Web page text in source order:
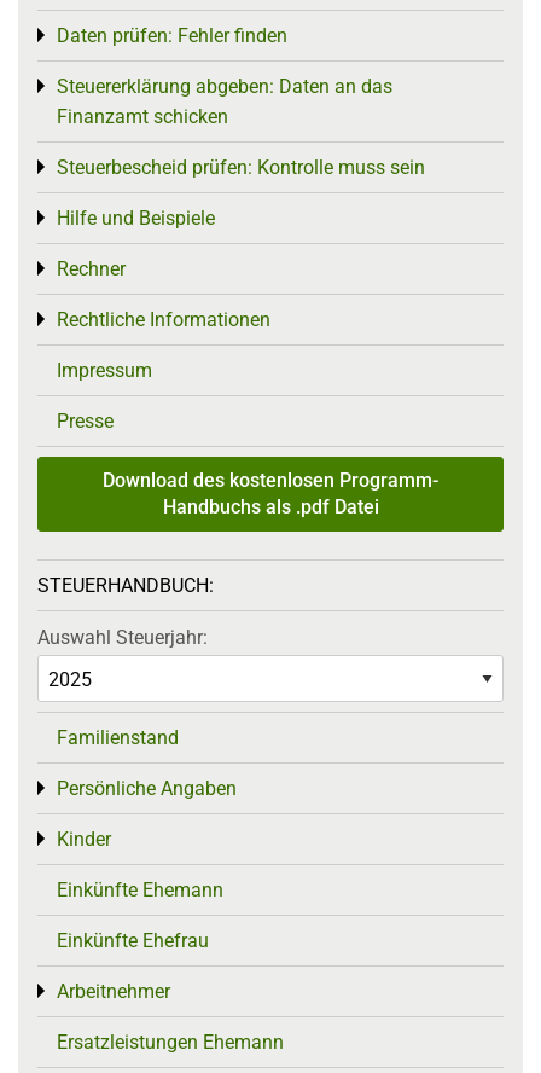
Daten prüfen: Fehler finden
Toggle menu
Steuererklärung abgeben: Daten an das
Finanzamt schicken
Toggle menu
Steuerbescheid prüfen: Kontrolle muss sein
Toggle menu
Hilfe und Beispiele
Toggle menu
Rechner
Toggle menu
Rechtliche Informationen
Toggle menu
Impressum
Presse
Download des kostenlosen Programm-
Handbuchs als .pdf Datei
STEUERHANDBUCH:
Auswahl Steuerjahr:
Familienstand
Persönliche Angaben
Toggle menu
Kinder
Toggle menu
Einkünfte Ehemann
Einkünfte Ehefrau
Arbeitnehmer
Toggle menu
Ersatzleistungen Ehemann